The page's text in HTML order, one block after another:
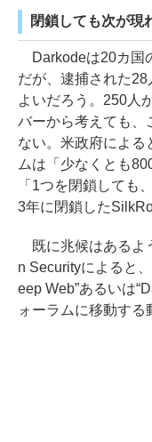
閉鎖しても次が現
Darkodeは20カ国
だが、逮捕された
よいだろう。250人
バーから考えても、
ない。米政府による
ムは「少なくとも
「1つを閉鎖しても
3年に閉鎖した
既に兆候はあるよ
n Securityによると
eep Web”あるいは
ォーラムに移動する